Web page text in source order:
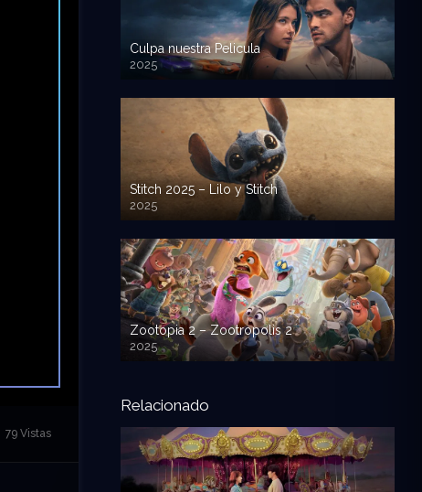
79 Vistas
Culpa nuestra Pelicula
2025
720p HD
Stitch 2025 – Lilo y Stitch
2025
720p HD
Zootopia 2 – Zootropolis 2
2025
720p HD
Relacionado